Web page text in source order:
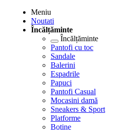
Meniu
Noutati
Încălțăminte
Încălțăminte
Pantofi cu toc
Sandale
Balerini
Espadrile
Papuci
Pantofi Casual
Mocasini damă
Sneakers & Sport
Platforme
Botine